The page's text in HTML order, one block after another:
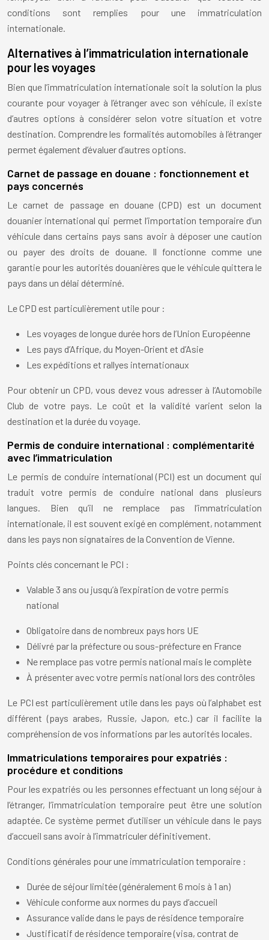
conditions sont remplies pour une immatriculation
internationale.
Alternatives à l’immatriculation internationale
pour les voyages
Bien que l’immatriculation internationale soit la solution la plus
courante pour voyager à l’étranger avec son véhicule, il existe
d’autres options à considérer selon votre situation et votre
destination. Comprendre les formalités automobiles à l’étranger
permet également d’évaluer d’autres options.
Carnet de passage en douane : fonctionnement et
pays concernés
Le carnet de passage en douane (CPD) est un document
douanier international qui permet l’importation temporaire d’un
véhicule dans certains pays sans avoir à déposer une caution
ou payer des droits de douane. Il fonctionne comme une
garantie pour les autorités douanières que le véhicule quittera le
pays dans un délai déterminé.
Le CPD est particulièrement utile pour :
Les voyages de longue durée hors de l’Union Européenne
Les pays d’Afrique, du Moyen-Orient et d’Asie
Les expéditions et rallyes internationaux
Pour obtenir un CPD, vous devez vous adresser à l’Automobile
Club de votre pays. Le coût et la validité varient selon la
destination et la durée du voyage.
Permis de conduire international : complémentarité
avec l’immatriculation
Le permis de conduire international (PCI) est un document qui
traduit votre permis de conduire national dans plusieurs
langues. Bien qu’il ne remplace pas l’immatriculation
internationale, il est souvent exigé en complément, notamment
dans les pays non signataires de la Convention de Vienne.
Points clés concernant le PCI :
Valable 3 ans ou jusqu’à l’expiration de votre permis
national
Obligatoire dans de nombreux pays hors UE
Délivré par la préfecture ou sous-préfecture en France
Ne remplace pas votre permis national mais le complète
À présenter avec votre permis national lors des contrôles
Le PCI est particulièrement utile dans les pays où l’alphabet est
différent (pays arabes, Russie, Japon, etc.) car il facilite la
compréhension de vos informations par les autorités locales.
Immatriculations temporaires pour expatriés :
procédure et conditions
Pour les expatriés ou les personnes effectuant un long séjour à
l’étranger, l’immatriculation temporaire peut être une solution
adaptée. Ce système permet d’utiliser un véhicule dans le pays
d’accueil sans avoir à l’immatriculer définitivement.
Conditions générales pour une immatriculation temporaire :
Durée de séjour limitée (généralement 6 mois à 1 an)
Véhicule conforme aux normes du pays d’accueil
Assurance valide dans le pays de résidence temporaire
Justificatif de résidence temporaire (visa, contrat de